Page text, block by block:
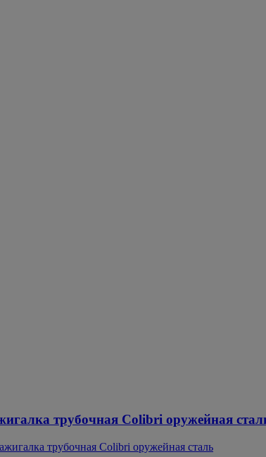
трубочная Colibri оружейная